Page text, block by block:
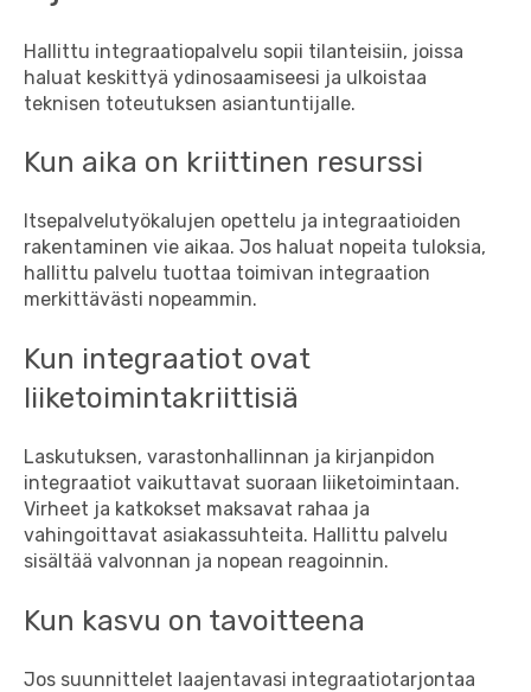
Hallittu integraatiopalvelu sopii tilanteisiin, joissa
haluat keskittyä ydinosaamiseesi ja ulkoistaa
teknisen toteutuksen asiantuntijalle.
Kun aika on kriittinen resurssi
Itsepalvelutyökalujen opettelu ja integraatioiden
rakentaminen vie aikaa. Jos haluat nopeita tuloksia,
hallittu palvelu tuottaa toimivan integraation
merkittävästi nopeammin.
Kun integraatiot ovat
liiketoimintakriittisiä
Laskutuksen, varastonhallinnan ja kirjanpidon
integraatiot vaikuttavat suoraan liiketoimintaan.
Virheet ja katkokset maksavat rahaa ja
vahingoittavat asiakassuhteita. Hallittu palvelu
sisältää valvonnan ja nopean reagoinnin.
Kun kasvu on tavoitteena
Jos suunnittelet laajentavasi integraatiotarjontaa